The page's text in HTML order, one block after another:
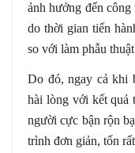
ảnh hưởng đến
do thời gian tiến
so với làm phẫu
Do đó, ngay cả khi
hài lòng với kết quả
người cực bận rộn
trình đơn giản, tốn